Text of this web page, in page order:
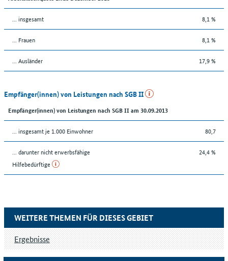
... insgesamt 8,1 %
... Frauen 8,1 %
... Ausländer 17,9 %
Empfänger(innen) von Leistungen nach SGB II
Empfänger(innen) von Leistungen nach SGB II am 30.09.2013
... insgesamt je 1.000 Einwohner 80,7
... darunter nicht erwerbsfähige
Hilfebedürftige
24,4 %
WEITERE THEMEN FÜR DIESES GEBIET
Ergebnisse